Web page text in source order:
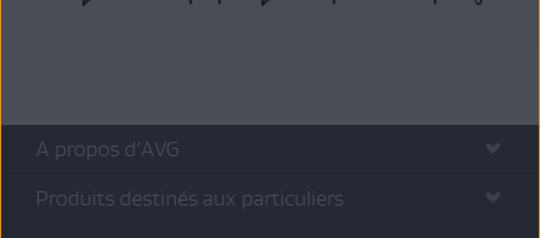
A propos d’AVG
Produits destinés aux particuliers